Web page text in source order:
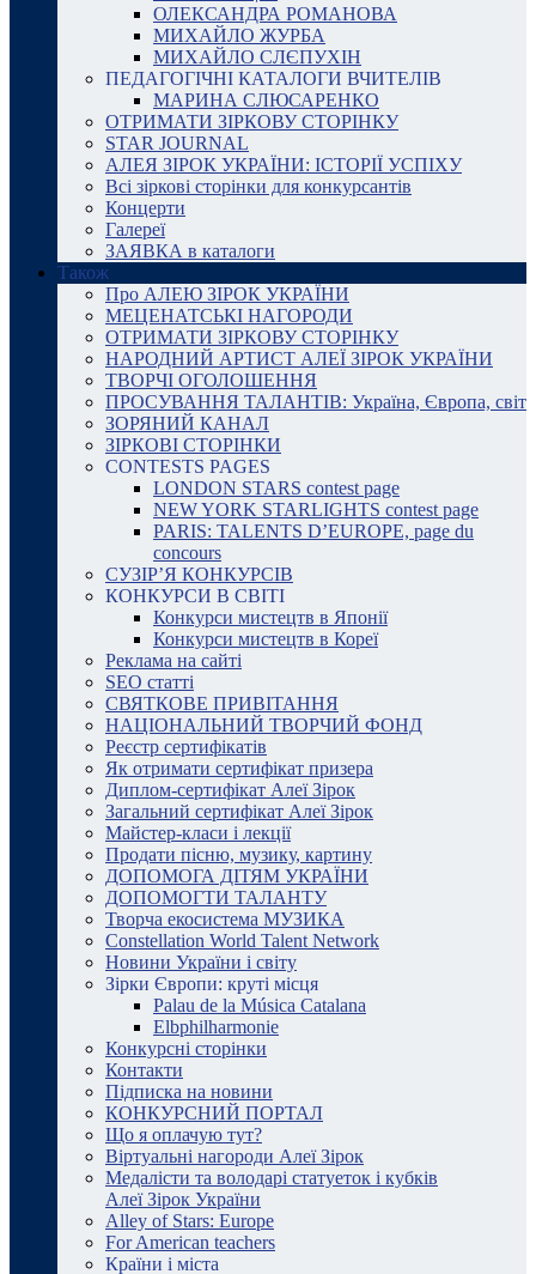
ОЛЕКСАНДРА РОМАНОВА
МИХАЙЛО ЖУРБА
МИХАЙЛО СЛЄПУХІН
ПЕДАГОГІЧНІ КАТАЛОГИ ВЧИТЕЛІВ
МАРИНА СЛЮСАРЕНКО
ОТРИМАТИ ЗІРКОВУ СТОРІНКУ
STAR JOURNAL
АЛЕЯ ЗІРОК УКРАЇНИ: ІСТОРІЇ УСПІХУ
Всі зіркові сторінки для конкурсантів
Концерти
Галереї
ЗАЯВКА в каталоги
Також
Про АЛЕЮ ЗІРОК УКРАЇНИ
МЕЦЕНАТСЬКІ НАГОРОДИ
ОТРИМАТИ ЗІРКОВУ СТОРІНКУ
НАРОДНИЙ АРТИСТ АЛЕЇ ЗІРОК УКРАЇНИ
ТВОРЧІ ОГОЛОШЕННЯ
ПРОСУВАННЯ ТАЛАНТІВ: Україна, Європа, світ
ЗОРЯНИЙ КАНАЛ
ЗІРКОВІ СТОРІНКИ
CONTESTS PAGES
LONDON STARS contest page
NEW YORK STARLIGHTS contest page
PARIS: TALENTS D’EUROPE, page du
concours
СУЗІР’Я КОНКУРСІВ
КОНКУРСИ В СВІТІ
Конкурси мистецтв в Японії
Конкурси мистецтв в Кореї
Реклама на сайті
SEO статті
СВЯТКОВЕ ПРИВІТАННЯ
НАЦІОНАЛЬНИЙ ТВОРЧИЙ ФОНД
Реєстр сертифікатів
Як отримати сертифікат призера
Диплом-сертифікат Алеї Зірок
Загальний сертифікат Алеї Зірок
Майстер-класи і лекції
Продати пісню, музику, картину
ДОПОМОГА ДІТЯМ УКРАЇНИ
ДОПОМОГТИ ТАЛАНТУ
Творча екосистема МУЗИКА
Constellation World Talent Network
Новини України і світу
Зірки Європи: круті місця
Palau de la Música Catalana
Elbphilharmonie
Конкурсні сторінки
Контакти
Підписка на новини
КОНКУРСНИЙ ПОРТАЛ
Що я оплачую тут?
Віртуальні нагороди Алеї Зірок
Медалісти та володарі статуеток і кубків
Алеї Зірок України
Alley of Stars: Europe
For American teachers
Країни і міста